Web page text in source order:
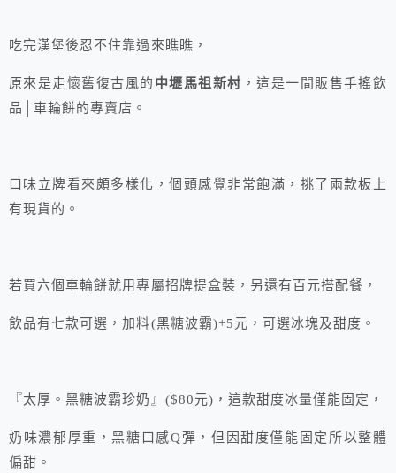
吃完漢堡後忍不住靠過來瞧瞧，
原來是走懷舊復古風的 中壢馬祖新村 ，這是一間販售手搖飲
品│車輪餅的專賣店。
口味立牌看來頗多樣化，個頭感覺非常飽滿，挑了兩款板上
有現貨的。
若買六個車輪餅就用專屬招牌提盒裝，另還有百元搭配餐，
飲品有七款可選，加料(黑糖波霸)+5元，可選冰塊及甜度。
『太厚。黑糖波霸珍奶』($80元)，這款甜度冰量僅能固定，
奶味濃郁厚重，黑糖口感Q彈，但因甜度僅能固定所以整體
偏甜。